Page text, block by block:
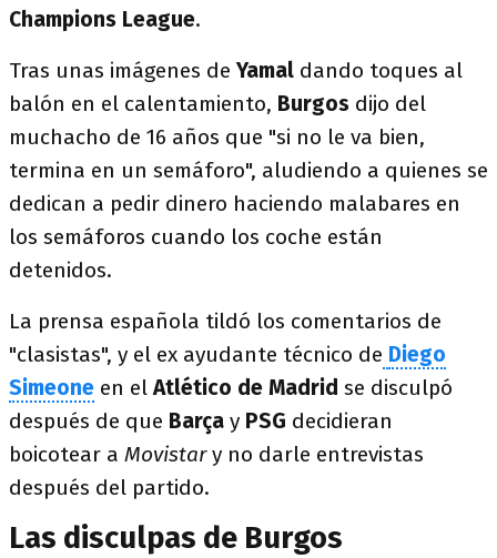
Champions League.
Tras unas imágenes de Yamal dando toques al
balón en el calentamiento, Burgos dijo del
muchacho de 16 años que "si no le va bien,
termina en un semáforo", aludiendo a quienes se
dedican a pedir dinero haciendo malabares en
los semáforos cuando los coche están
detenidos.
La prensa española tildó los comentarios de
"clasistas", y el ex ayudante técnico de Diego
Simeone en elAtlético de Madrid se disculpó
después de que Barça y PSG decidieran
boicotear a Movistary no darle entrevistas
después del partido.
Las disculpas de Burgos